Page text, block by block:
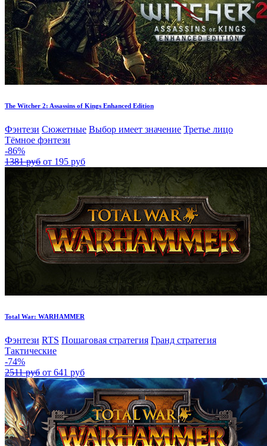
The Witcher 2: Assassins of Kings Enhanced Edition
Фэнтези Сюжетные Выбор имеет значение Третье лицо
Тёмное фэнтези
-86%
1381 руб от 195 руб
Total War: WARHAMMER
Фэнтези RTS Пошаговая стратегия Гранд стратегия
Тактические
-74%
2511 руб от 641 руб